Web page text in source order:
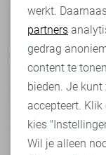
Marketing
werkt.
partners
gedrag
content te
bieden. Je
accepteert. Klik
kies
Wil je alleen